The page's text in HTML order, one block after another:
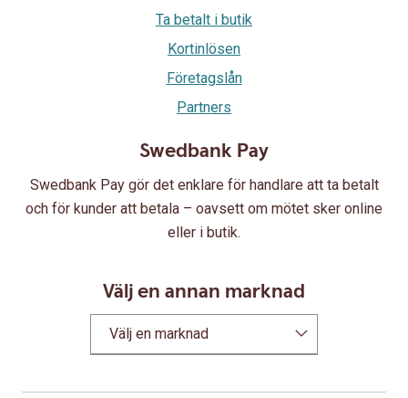
Swedbank Pay
Swedbank Pay gör det enklare för handlare att ta betalt
och för kunder att betala – oavsett om mötet sker online
eller i butik.
Välj en annan marknad
Välj en marknad
Ta betalt i butik
Kortinlösen
Företagslån
Partners